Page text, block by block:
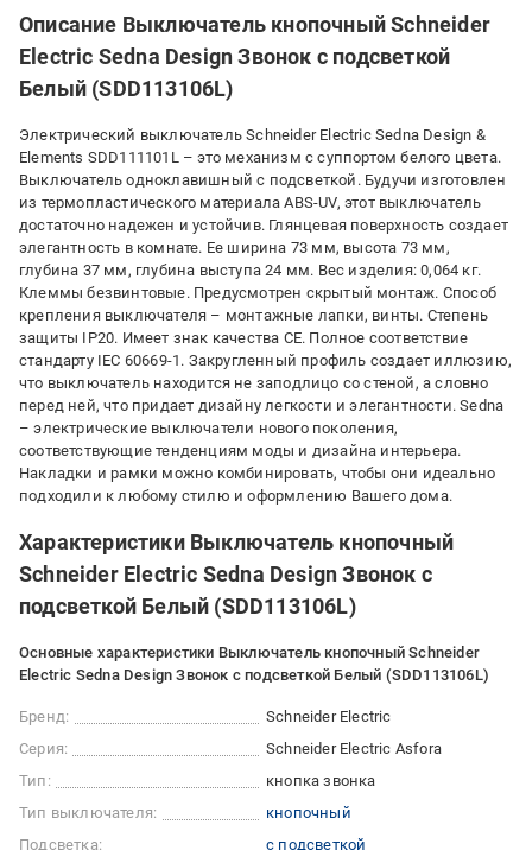
Описание Выключатель кнопочный Schneider
Electric Sedna Design Звонок с подсветкой
Белый (SDD113106L)
Электрический выключатель Schneider Electric Sedna Design &
Elements SDD111101L – это механизм с суппортом белого цвета.
Выключатель одноклавишный с подсветкой. Будучи изготовлен
из термопластического материала ABS-UV, этот выключатель
достаточно надежен и устойчив. Глянцевая поверхность создает
элегантность в комнате. Ее ширина 73 мм, высота 73 мм,
глубина 37 мм, глубина выступа 24 мм. Вес изделия: 0,064 кг.
Клеммы безвинтовые. Предусмотрен скрытый монтаж. Способ
крепления выключателя – монтажные лапки, винты. Степень
защиты IP20. Имеет знак качества CE. Полное соответствие
стандарту IEC 60669-1. Закругленный профиль создает иллюзию,
что выключатель находится не заподлицо со стеной, а словно
перед ней, что придает дизайну легкости и элегантности. Sedna
– электрические выключатели нового поколения,
соответствующие тенденциям моды и дизайна интерьера.
Накладки и рамки можно комбинировать, чтобы они идеально
подходили к любому стилю и оформлению Вашего дома.
Характеристики Выключатель кнопочный
Schneider Electric Sedna Design Звонок с
подсветкой Белый (SDD113106L)
Основные характеристики Выключатель кнопочный Schneider
Electric Sedna Design Звонок с подсветкой Белый (SDD113106L)
Бренд:
Schneider Electric
Серия:
Schneider Electric Asfora
Тип:
кнопка звонка
Тип выключателя:
кнопочный
Подсветка:
с подсветкой